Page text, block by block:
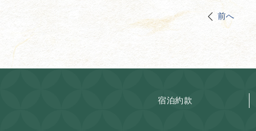
前へ
宿泊約款